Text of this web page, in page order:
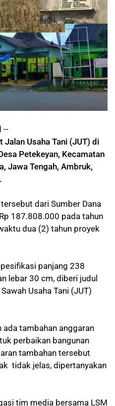
--
Jalan Usaha Tani (JUT) di
Petekeyan, Kecamatan
Jawa Tengah, Ambruk,
dari Sumber Dana
187.808.000 pada tahun
dua (2) tahun proyek
panjang 238
lebar 30 cm, diberi judul
Usaha Tani (JUT)
ada tambahan anggaran
perbaikan bangunan
tambahan tersebut
tidak jelas, dipertanyakan
tim media bersama LSM